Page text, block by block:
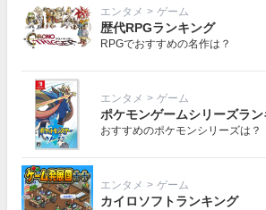
エンタメ > ゲーム
歴代RPGランキング
RPGでおすすめの名作は？
エンタメ > ゲーム
ポケモンゲームシリーズラ
おすすめのポケモンシリーズは？
エンタメ > ゲーム
カイロソフトランキング